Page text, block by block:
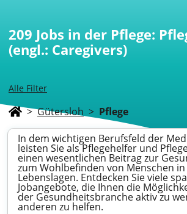
Alle Filter
209 Jobs in der Pflege:
(engl.: Caregivers)
> Gütersloh > Pflege
In dem wichtigen Berufsfeld der
leisten Sie als Pflegehelfer und
einen wesentlichen Beitrag zur
zum Wohlbefinden von Menschen
Lebenslagen. Entdecken Sie viele
Jobangebote, die Ihnen die
der Gesundheitsbranche aktiv zu
anderen zu helfen.